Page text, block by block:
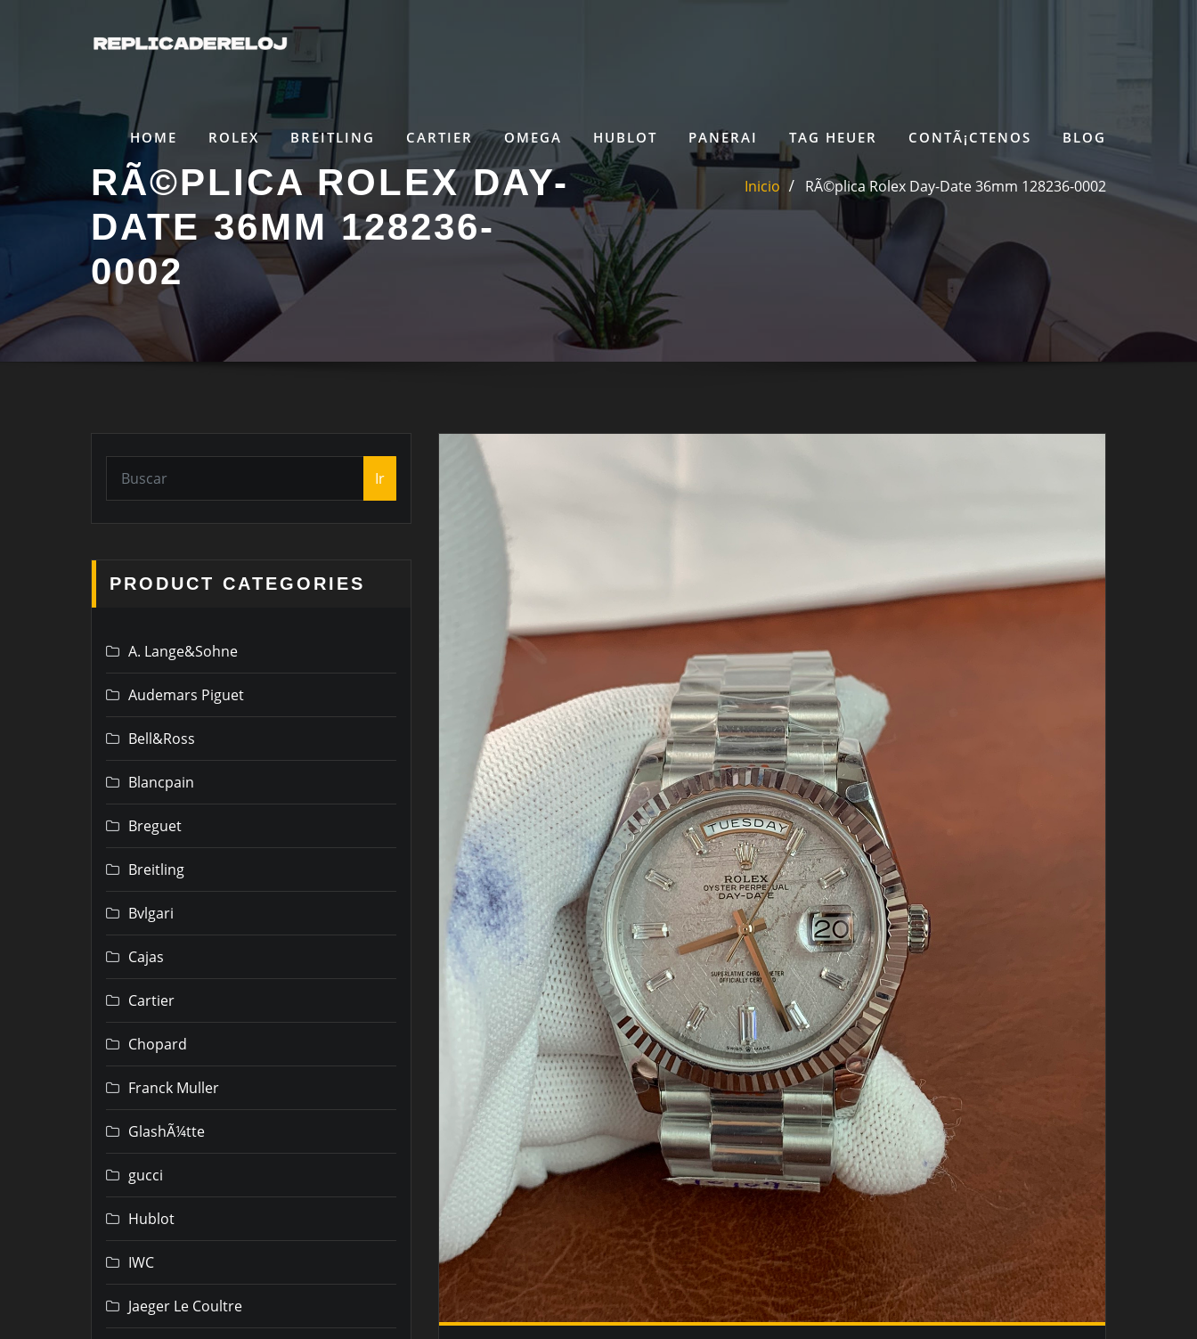
HOME ROLEX BREITLING CARTIER OMEGA HUBLOT PANERAI TAG HEUER CONTÃ¡CTENOS BLOG
RÃ©PLICA ROLEX DAY-
DATE 36MM 128236-
0002
Inicio RÃ©plica Rolex Day-Date 36mm 128236-0002
Ir
PRODUCT CATEGORIES
A. Lange&Sohne
Audemars Piguet
Bell&Ross
Blancpain
Breguet
Breitling
Bvlgari
Cajas
Cartier
Chopard
Franck Muller
GlashÃ¼tte
gucci
Hublot
IWC
Jaeger Le Coultre